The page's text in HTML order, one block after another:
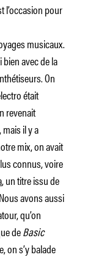
l’occasion pour
musicaux.
bien avec de la
On
était
revenait
mais il y a
mix, on avait
connus, voire
, un titre issu de
avons aussi
qu’on
deBasic
on s’y balade